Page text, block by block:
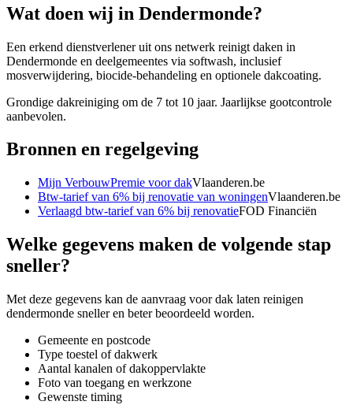
Wat doen wij in Dendermonde?
Een erkend dienstverlener uit ons netwerk reinigt daken in
Dendermonde en deelgemeentes via softwash, inclusief
mosverwijdering, biocide-behandeling en optionele dakcoating.
Grondige dakreiniging om de 7 tot 10 jaar. Jaarlijkse gootcontrole
aanbevolen.
Bronnen en regelgeving
Mijn VerbouwPremie voor dakVlaanderen.be
Btw-tarief van 6% bij renovatie van woningenVlaanderen.be
Verlaagd btw-tarief van 6% bij renovatieFOD Financiën
Welke gegevens maken de volgende stap
sneller?
Met deze gegevens kan de aanvraag voordak laten reinigen
dendermonde sneller en beter beoordeeld worden.
Gemeente en postcode
Type toestel of dakwerk
Aantal kanalen of dakoppervlakte
Foto van toegang en werkzone
Gewenste timing